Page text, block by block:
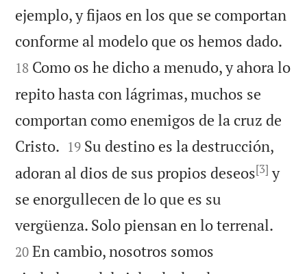
ejemplo, y fijaos en los que se comportan
conforme al modelo que os hemos dado.
18 Como os he dicho a menudo, y ahora lo
repito hasta con lágrimas, muchos se
comportan como enemigos de la cruz de
Cristo. 

19 Su destino es la destrucción,
adoran al dios de sus propios deseos[3] y
se enorgullecen de lo que es su
vergüenza. Solo piensan en lo terrenal.
20 En cambio, nosotros somos